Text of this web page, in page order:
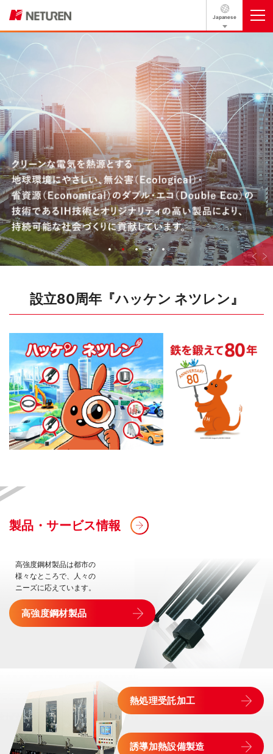
設立80周年『ハッケン ネツレン』
製品・サービス情報
高強度鋼材製品は都市の
様々なところで、人々の
ニーズに応えています。
高強度鋼材製品
熱処理受託加工
誘導加熱設備製造
Japanese